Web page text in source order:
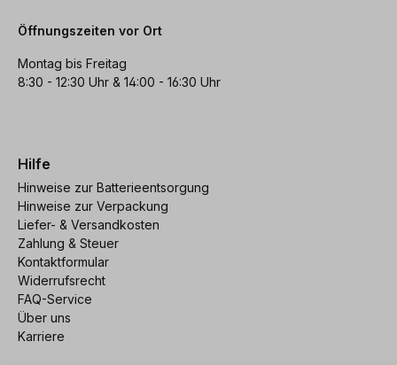
Öffnungszeiten vor Ort
Montag bis Freitag
8:30 - 12:30 Uhr & 14:00 - 16:30 Uhr
Hilfe
Hinweise zur Batterieentsorgung
Hinweise zur Verpackung
Liefer- & Versandkosten
Zahlung & Steuer
Kontaktformular
Widerrufsrecht
FAQ-Service
Über uns
Karriere